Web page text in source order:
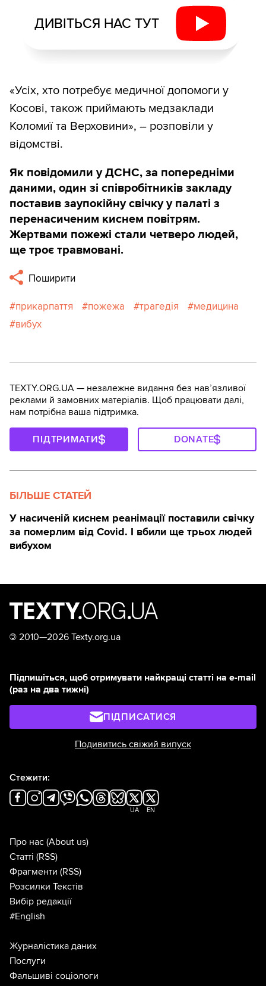
ДИВІТЬСЯ НАС ТУТ
«Усіх, хто потребує медичної допомоги у
Косові, також приймають медзаклади
Коломиї та Верховини», – розповіли у
відомстві.
Як повідомили у ДСНС, за попередніми
даними, один зі співробітників закладу
поставив заупокійну свічку у палаті з
перенасиченим киснем повітрям.
Жертвами пожежі стали четверо людей,
ще троє травмовані.
Поширити
прикарпаття пожежа трагедія
медицина
вибух
TEXTY.ORG.UA — незалежне видання без навʼязливої
реклами й замовних матеріалів. Щоб працювати далі,
нам потрібна ваша підтримка.
ПІДТРИМАТИ DONATE
БІЛЬШЕ СТАТЕЙ
У насиченій киснем реанімації поставили свічку
за померлим від Covid. І вбили ще трьох людей
вибухом
© 2010—2026 Texty.org.ua
Підпишіться, щоб отримувати найкращі статті на e-mail
(раз на два тижні)
ПІДПИСАТИСЯ
Подивитись свіжий випуск
Стежити:
UA EN
Про нас (About us)
Статті (RSS)
Фрагменти (RSS)
Розсилки Текстів
Вибір редакції
#English
Журналістика даних
Послуги
Фальшиві соціологи